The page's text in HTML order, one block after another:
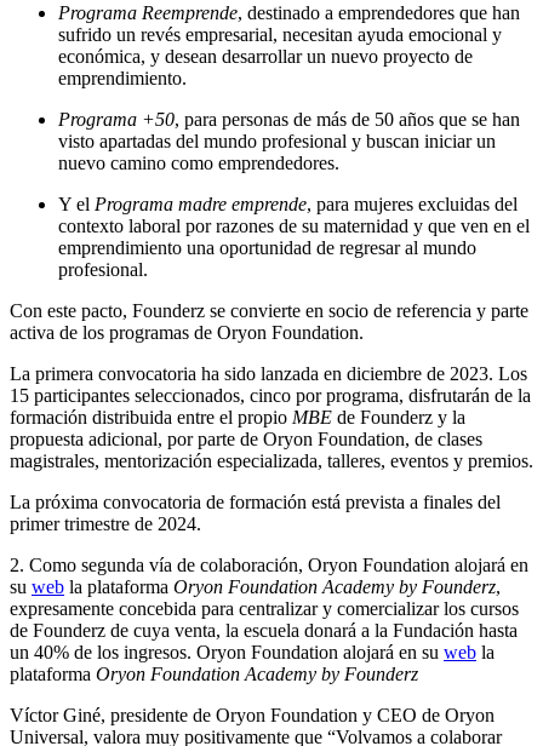
Programa Reemprende, destinado a emprendedores que han
sufrido un revés empresarial, necesitan ayuda emocional y
económica, y desean desarrollar un nuevo proyecto de
emprendimiento.
Programa +50, para personas de más de 50 años que se han
visto apartadas del mundo profesional y buscan iniciar un
nuevo camino como emprendedores.
Y el Programa madre emprende, para mujeres excluidas del
contexto laboral por razones de su maternidad y que ven en el
emprendimiento una oportunidad de regresar al mundo
profesional.
Con este pacto, Founderz se convierte en socio de referencia y parte
activa de los programas de Oryon Foundation.
La primera convocatoria ha sido lanzada en diciembre de 2023. Los
15 participantes seleccionados, cinco por programa, disfrutarán de la
formación distribuida entre el propio MBE de Founderz y la
propuesta adicional, por parte de Oryon Foundation, de clases
magistrales, mentorización especializada, talleres, eventos y premios.
La próxima convocatoria de formación está prevista a finales del
primer trimestre de 2024.
2. Como segunda vía de colaboración, Oryon Foundation alojará en
su web la plataforma Oryon Foundation Academy by Founderz,
expresamente concebida para centralizar y comercializar los cursos
de Founderz de cuya venta, la escuela donará a la Fundación hasta
un 40% de los ingresos. Oryon Foundation alojará en su web la
plataforma Oryon Foundation Academy by Founderz
Víctor Giné, presidente de Oryon Foundation y CEO de Oryon
Universal, valora muy positivamente que “Volvamos a colaborar